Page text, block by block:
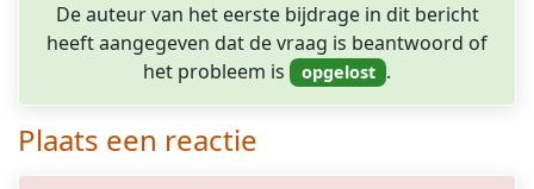
De auteur van het eerste bijdrage in dit bericht
heeft aangegeven dat de vraag is beantwoord of
het probleem is
.
Plaats een reactie